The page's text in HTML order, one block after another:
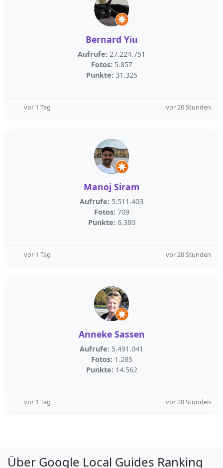
Bernard Yiu
Aufrufe: 27.224.751
Fotos: 5.857
Punkte: 31.325
vor 1 Tag vor 20 Stunden
Manoj Siram
Aufrufe: 5.511.403
Fotos: 709
Punkte: 6.380
vor 1 Tag vor 20 Stunden
Anneke Sassen
Aufrufe: 5.491.041
Fotos: 1.285
Punkte: 14.562
vor 1 Tag vor 20 Stunden
Über Google Local Guides Ranking